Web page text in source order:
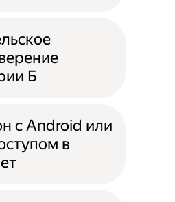
Б
с Android или
в